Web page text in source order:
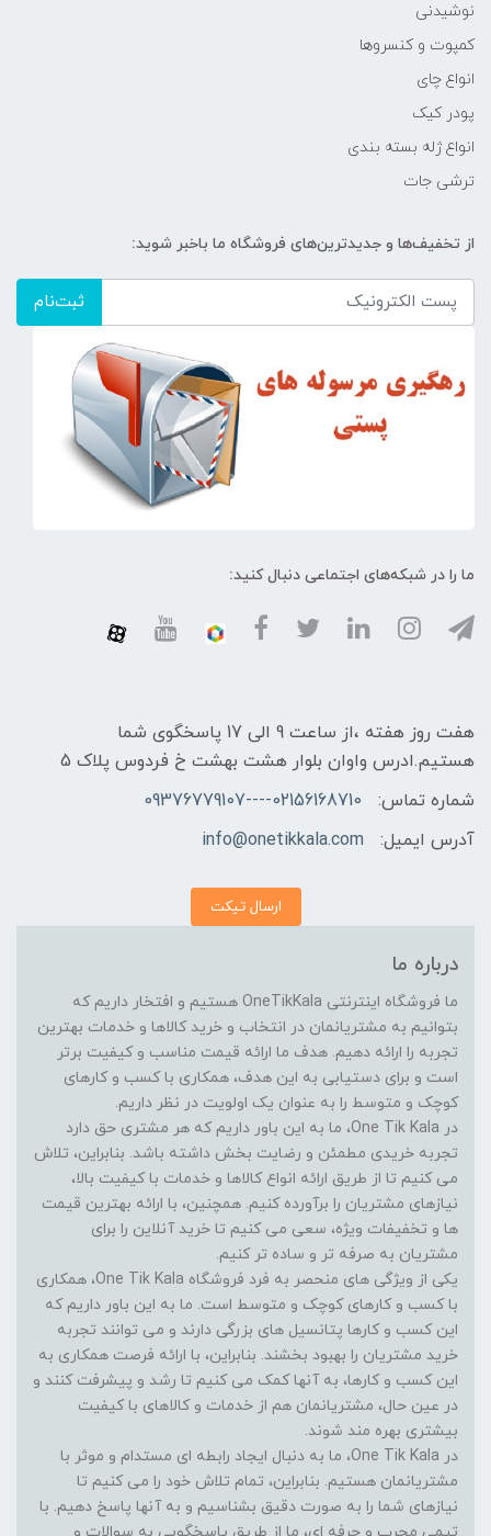
نوشیدنی
کمپوت و کنسروها
انواع چای
پودر کیک
انواع ژله بسته بندی
ترشی جات
از تخفیف‌ها و جدیدترین‌های فروشگاه ما باخبر شوید:
ثبت‌نام
ما را در شبکه‌های اجتماعی دنبال کنید:
هفت روز هفته ،از ساعت 9 الی 17 پاسخگوی شما
هستیم.ادرس واوان بلوار هشت بهشت خ فردوس پلاک 5
شماره تماس:
02156168710----09376779107
آدرس ایمیل:
info@onetikkala.com
ارسال تیکت
درباره ما
ما فروشگاه اینترنتی OneTikKala هستیم و افتخار داریم که
بتوانیم به مشتریانمان در انتخاب و خرید کالاها و خدمات بهترین
تجربه را ارائه دهیم. هدف ما ارائه قیمت مناسب و کیفیت برتر
است و برای دستیابی به این هدف، همکاری با کسب و کارهای
کوچک و متوسط را به عنوان یک اولویت در نظر داریم.
در One Tik Kala، ما به این باور داریم که هر مشتری حق دارد
تجربه خریدی مطمئن و رضایت بخش داشته باشد. بنابراین، تلاش
می کنیم تا از طریق ارائه انواع کالاها و خدمات با کیفیت بالا،
نیازهای مشتریان را برآورده کنیم. همچنین، با ارائه بهترین قیمت
ها و تخفیفات ویژه، سعی می کنیم تا خرید آنلاین را برای
مشتریان به صرفه تر و ساده تر کنیم.
یکی از ویژگی های منحصر به فرد فروشگاه One Tik Kala، همکاری
با کسب و کارهای کوچک و متوسط است. ما به این باور داریم که
این کسب و کارها پتانسیل های بزرگی دارند و می توانند تجربه
خرید مشتریان را بهبود بخشند. بنابراین، با ارائه فرصت همکاری به
این کسب و کارها، به آنها کمک می کنیم تا رشد و پیشرفت کنند و
در عین حال، مشتریانمان هم از خدمات و کالاهای با کیفیت
بیشتری بهره مند شوند.
در One Tik Kala، ما به دنبال ایجاد رابطه ای مستدام و موثر با
مشتریانمان هستیم. بنابراین، تمام تلاش خود را می کنیم تا
نیازهای شما را به صورت دقیق بشناسیم و به آنها پاسخ دهیم. با